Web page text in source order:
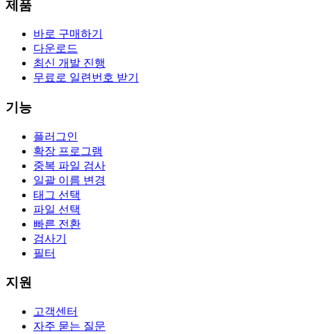
제품
바로 구매하기
다운로드
최신 개발 진행
무료로 일련번호 받기
기능
플러그인
확장 프로그램
중복 파일 검사
일괄 이름 변경
태그 선택
파일 선택
빠른 전환
검사기
필터
지원
고객센터
자주 묻는 질문